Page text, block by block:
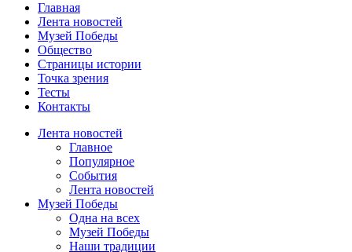
Главная
Лента новостей
Музей Победы
Общество
Страницы истории
Точка зрения
Тесты
Контакты
Лента новостей
Главное
Популярное
События
Лента новостей
Музей Победы
Одна на всех
Музей Победы
Наши традиции